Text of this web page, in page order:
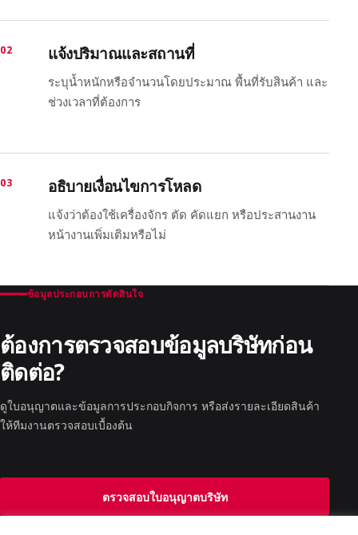
02 แจ้งปริมาณและสถานที่
ระบุน้ำหนักหรือจำนวนโดยประมาณ พื้นที่รับสินค้า และ
ช่วงเวลาที่ต้องการ
03 อธิบายเงื่อนไขการโหลด
แจ้งว่าต้องใช้เครื่องจักร ตัด คัดแยก หรือประสานงาน
หน้างานเพิ่มเติมหรือไม่
ข้อมูลประกอบการตัดสินใจ
ต้องการตรวจสอบข้อมูลบริษัทก่อน
ติดต่อ?
ดูใบอนุญาตและข้อมูลการประกอบกิจการ หรือส่งรายละเอียดสินค้า
ให้ทีมงานตรวจสอบเบื้องต้น
ตรวจสอบใบอนุญาตบริษัท